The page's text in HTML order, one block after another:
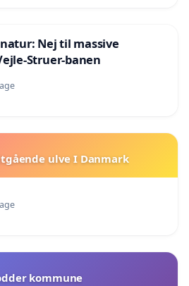
Nej til massive
Struer-banen
ulve I Danmark
kommune